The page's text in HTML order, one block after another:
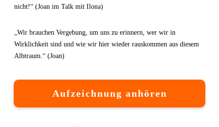
nicht!“ (Joan im Talk mit Ilona)
„Wir brauchen Vergebung, um uns zu erinnern, wer wir in
Wirklichkeit sind und wie wir hier wieder rauskommen aus diesem
Albtraum.“ (Joan)
Aufzeichnung anhören